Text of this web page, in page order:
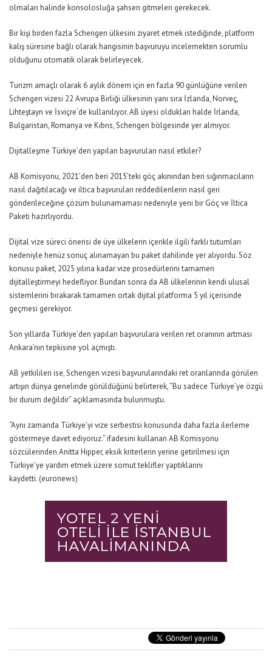
olmaları halinde konsolosluğa şahsen gitmeleri gerekecek.
Bir kişi birden fazla Schengen ülkesini ziyaret etmek istediğinde, platform
kalış süresine bağlı olarak hangisinin başvuruyu incelemekten sorumlu
olduğunu otomatik olarak belirleyecek.
Turizm amaçlı olarak 6 aylık dönem için en fazla 90 günlüğüne verilen
Schengen vizesi 22 Avrupa Birliği ülkesinin yanı sıra İzlanda, Norveç,
Lihteştayn ve İsviçre’de kullanılıyor. AB üyesi oldukları halde İrlanda,
Bulgaristan, Romanya ve Kıbrıs, Schengen bölgesinde yer almıyor.
Dijitalleşme Türkiye’den yapılan başvuruları nasıl etkiler?
AB Komisyonu, 2021’den beri 2015’teki göç akınından beri sığınmacıların
nasıl dağıtılacağı ve iltica başvuruları reddedilenlerin nasıl geri
gönderileceğine çözüm bulunamaması nedeniyle yeni bir Göç ve İltica
Paketi hazırlıyordu.
Dijital vize süreci önerisi de üye ülkelerin içerikle ilgili farklı tutumları
nedeniyle henüz sonuç alınamayan bu paket dahilinde yer alıyordu. Söz
konusu paket, 2025 yılına kadar vize prosedürlerini tamamen
dijitalleştirmeyi hedefliyor. Bundan sonra da AB ülkelerinin kendi ulusal
sistemlerini bırakarak tamamen ortak dijital platforma 5 yıl içerisinde
geçmesi gerekiyor.
Son yıllarda Türkiye’den yapılan başvurulara verilen ret oranının artması
Ankara’nın tepkisine yol açmıştı.
AB yetkilileri ise, Schengen vizesi başvurularındaki ret oranlarında görülen
artışın dünya genelinde görüldüğünü belirterek, “Bu sadece Türkiye’ye özgü
bir durum değildir” açıklamasında bulunmuştu.
“Aynı zamanda Türkiye’yi vize serbestisi konusunda daha fazla ilerleme
göstermeye davet ediyoruz.” ifadesini kullanan AB Komisyonu
sözcülerinden Anitta Hipper, eksik kriterlerin yerine getirilmesi için
Türkiye’ye yardım etmek üzere somut teklifler yaptıklarını
kaydetti. (euronews)